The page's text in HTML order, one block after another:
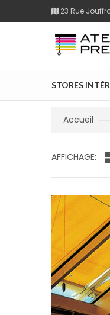
23 Rue
STORES
Accueil
AFFICHAGE: